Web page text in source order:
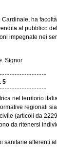
ha
al pubblico
impegnate nei
Signor
5
nel territorio
regionali
(articoli da
da ritenersi
sanitarie afferenti